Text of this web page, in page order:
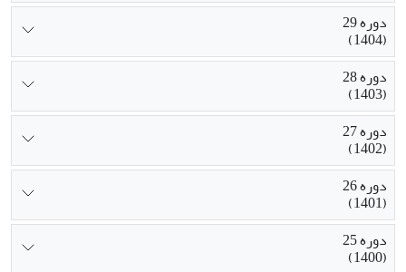
دوره 29
(1404)
دوره 28
(1403)
دوره 27
(1402)
دوره 26
(1401)
دوره 25
(1400)